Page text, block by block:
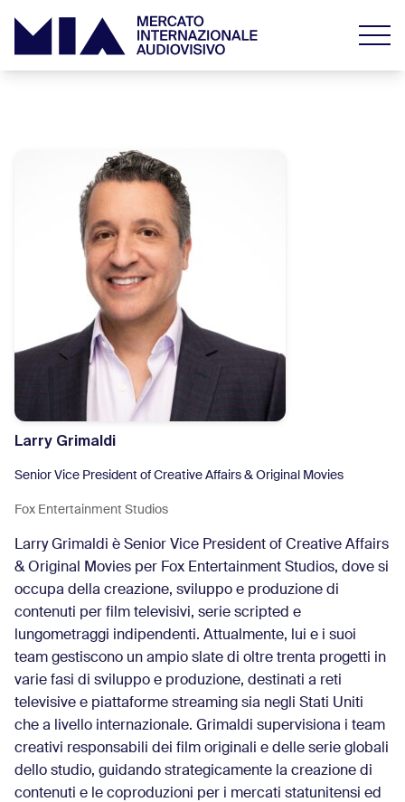
Larry Grimaldi
Senior Vice President of Creative Affairs & Original Movies
Fox Entertainment Studios
Larry Grimaldi è Senior Vice President of Creative Affairs
& Original Movies per Fox Entertainment Studios, dove si
occupa della creazione, sviluppo e produzione di
contenuti per film televisivi, serie scripted e
lungometraggi indipendenti. Attualmente, lui e i suoi
team gestiscono un ampio slate di oltre trenta progetti in
varie fasi di sviluppo e produzione, destinati a reti
televisive e piattaforme streaming sia negli Stati Uniti
che a livello internazionale. Grimaldi supervisiona i team
creativi responsabili dei film originali e delle serie globali
dello studio, guidando strategicamente la creazione di
contenuti e le coproduzioni per i mercati statunitensi ed